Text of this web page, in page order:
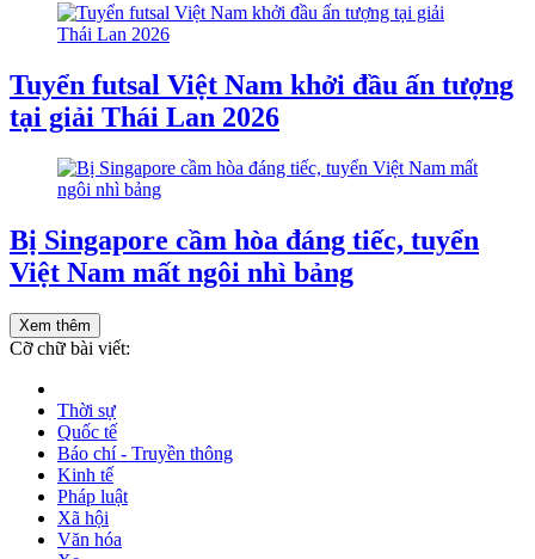
Tuyển futsal Việt Nam khởi đầu ấn tượng
tại giải Thái Lan 2026
Bị Singapore cầm hòa đáng tiếc, tuyển
Việt Nam mất ngôi nhì bảng
Xem thêm
Cỡ chữ bài viết:
Thời sự
Quốc tế
Báo chí - Truyền thông
Kinh tế
Pháp luật
Xã hội
Văn hóa